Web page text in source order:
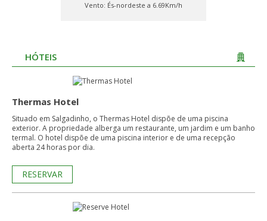
Vento: És-nordeste a 6.69Km/h
HÓTEIS
Thermas Hotel
Situado em Salgadinho, o Thermas Hotel dispõe de uma piscina
exterior. A propriedade alberga um restaurante, um jardim e um banho
termal. O hotel dispõe de uma piscina interior e de uma recepção
aberta 24 horas por dia.
RESERVAR